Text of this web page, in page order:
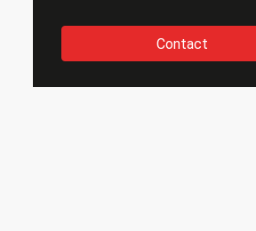
Contact